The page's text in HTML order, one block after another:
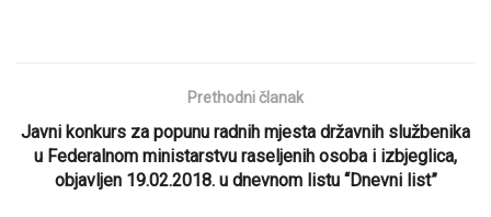
Prethodni članak
Javni konkurs za popunu radnih mjesta državnih službenika
u Federalnom ministarstvu raseljenih osoba i izbjeglica,
objavljen 19.02.2018. u dnevnom listu “Dnevni list”